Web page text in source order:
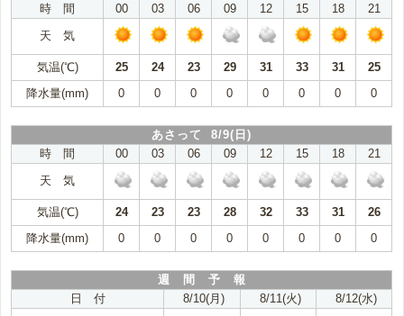
時 間
00 03 06 09 12 15 18
21
天 気
気温(℃) 25 24 23 29 31 33 31
25
降水量(mm)
0 0 0 0 0 0 0 0
あさって 8/9(日)
時 間
00 03 06 09 12 15 18
21
天 気
気温(℃) 24 23 23 28 32 33 31
26
降水量(mm)
0 0 0 0 0 0 0 0
週 間 予 報
日 付
8/10(月) 8/11(火) 8/12(水)